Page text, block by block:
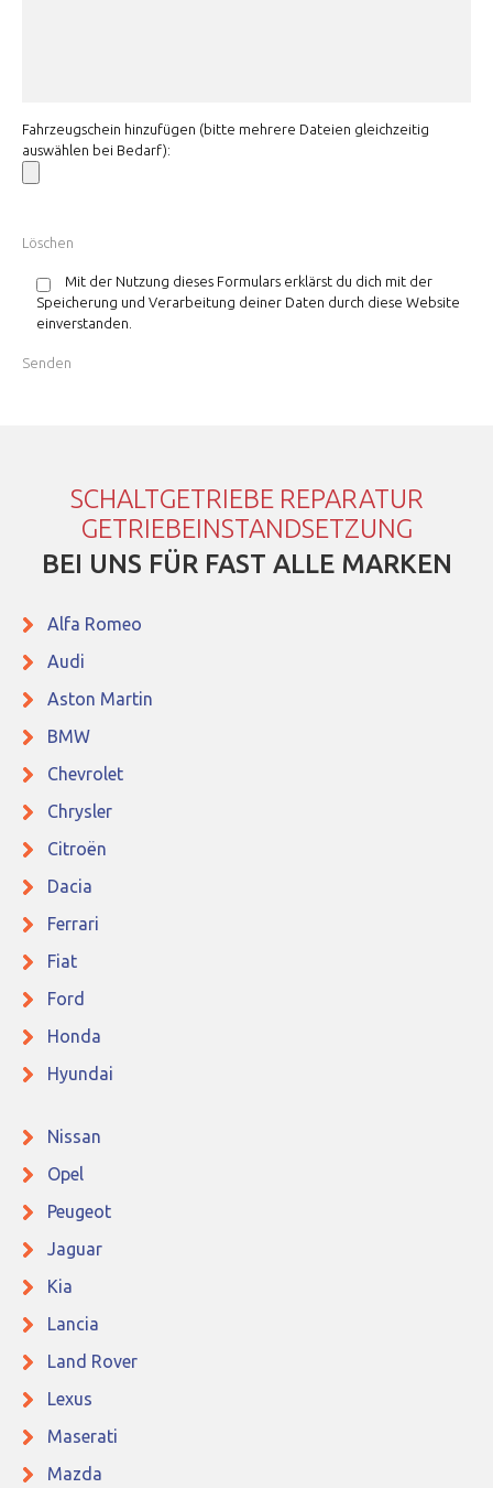
Fahrzeugschein hinzufügen (bitte mehrere Dateien gleichzeitig
auswählen bei Bedarf):
Mit der Nutzung dieses Formulars erklärst du dich mit der
Speicherung und Verarbeitung deiner Daten durch diese Website
einverstanden.
SCHALTGETRIEBE REPARATUR
GETRIEBEINSTANDSETZUNG
BEI UNS FÜR FAST ALLE MARKEN
Alfa Romeo
Audi
Aston Martin
BMW
Chevrolet
Chrysler
Citroën
Dacia
Ferrari
Fiat
Ford
Honda
Hyundai
Nissan
Opel
Peugeot
Jaguar
Kia
Lancia
Land Rover
Lexus
Maserati
Mazda